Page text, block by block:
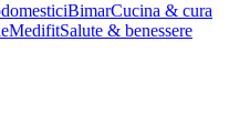
BimarCucina & cura
MedifitSalute & benessere